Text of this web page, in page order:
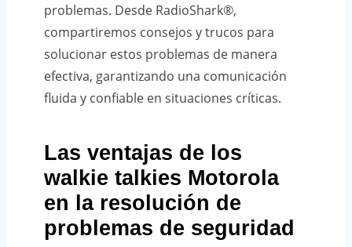
problemas. Desde RadioShark®,
compartiremos consejos y trucos para
solucionar estos problemas de manera
efectiva, garantizando una comunicación
fluida y confiable en situaciones críticas.
Las ventajas de los
walkie talkies Motorola
en la resolución de
problemas de seguridad